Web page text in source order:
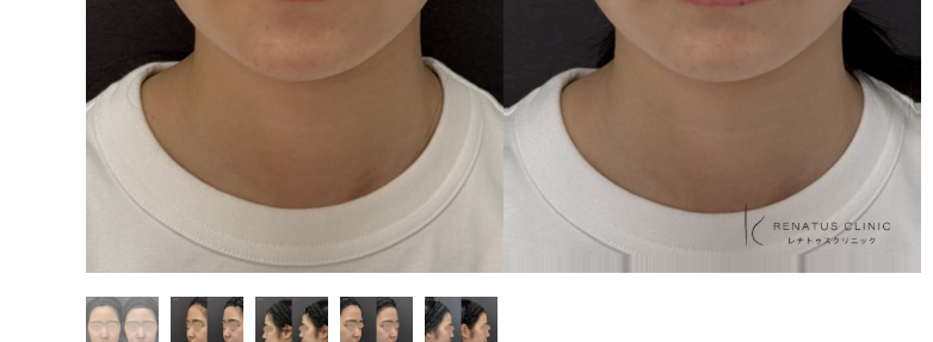
眼窩縁（目の下）
糸リフト
目の下のクマ取り
Gender
男性